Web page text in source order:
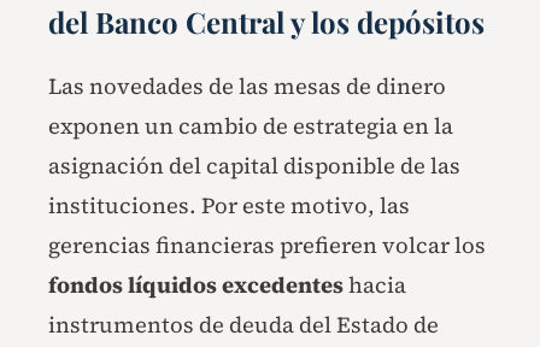
del Banco Central y los depósitos
Las novedades de las mesas de dinero
exponen un cambio de estrategia en la
asignación del capital disponible de las
instituciones. Por este motivo, las
gerencias financieras prefieren volcar los
fondos líquidos excedenteshacia
instrumentos de deuda del Estado de